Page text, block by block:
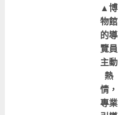
▲博
物館
的導
覽員
主動
熱
情，
專業